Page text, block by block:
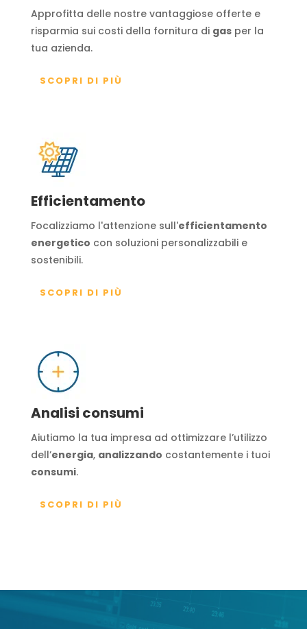
Approfitta delle nostre vantaggiose offerte e
risparmia sui costi della fornitura di gasper la
tua azienda.
SCOPRI DI PIÙ
Efficientamento
Focalizziamo l'attenzione sull'efficientamento
energetico con soluzioni personalizzabili e
sostenibili.
SCOPRI DI PIÙ
Analisi consumi
Aiutiamo la tua impresa ad ottimizzare l’utilizzo
dell’energia, analizzando costantemente i tuoi
consumi.
SCOPRI DI PIÙ